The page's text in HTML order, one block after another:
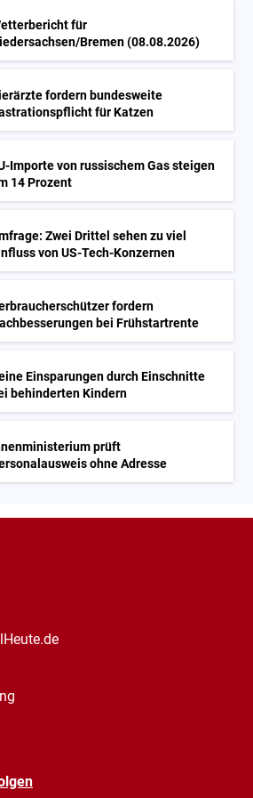
für
Bremen (08.08.2026)
fordern bundesweite
für Katzen
Importe von russischem Gas steigen
14 Prozent
Zwei Drittel sehen zu viel
von US-Tech-Konzernen
fordern
bei Frühstartrente
Einsparungen durch Einschnitte
behinderten Kindern
prüft
ohne Adresse